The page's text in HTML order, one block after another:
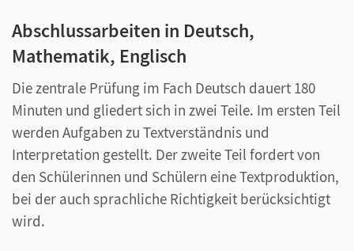
Abschlussarbeiten in Deutsch,
Mathematik, Englisch
Die zentrale Prüfung im Fach Deutsch dauert 180
Minuten und gliedert sich in zwei Teile. Im ersten Teil
werden Aufgaben zu Textverständnis und
Interpretation gestellt. Der zweite Teil fordert von
den Schülerinnen und Schülern eine Textproduktion,
bei der auch sprachliche Richtigkeit berücksichtigt
wird.